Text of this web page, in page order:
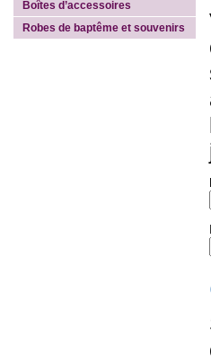
Boîtes d’accessoires
Robes de baptême et souvenirs